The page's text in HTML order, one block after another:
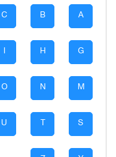
A
B
C
G
H
I
M
N
O
S
T
U